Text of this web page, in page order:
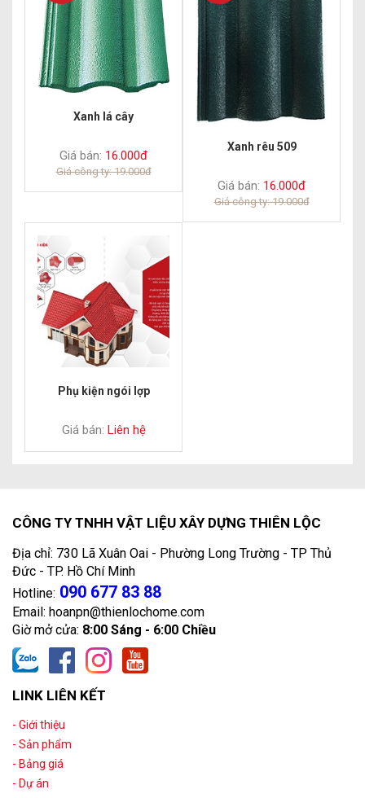
Xanh lá cây
Giá bán: 16.000đ
Giá công ty: 19.000đ
Xanh rêu 509
Giá bán: 16.000đ
Giá công ty: 19.000đ
Phụ kiện ngói lợp
Giá bán: Liên hệ
CÔNG TY TNHH VẬT LIỆU XÂY DỰNG THIÊN LỘC
Địa chỉ: 730 Lã Xuân Oai - Phường Long Trường - TP Thủ
Đức - TP. Hồ Chí Minh
Hotline: 090 677 83 88
Email: hoanpn@thienlochome.com
Giờ mở cửa: 8:00 Sáng - 6:00 Chiều
LINK LIÊN KẾT
- Giới thiệu
- Sản phẩm
- Bảng giá
- Dự án